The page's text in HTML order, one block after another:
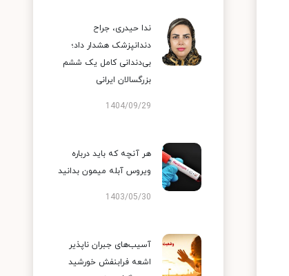
ندا حیدری، جراح
دندانپزشک هشدار داد؛
بی‌دندانی کامل یک ششم
بزرگسالان ایرانی
1404/09/29
هر آنچه که باید درباره
ویروس آبله میمون بدانید
1403/05/30
آسیب‌های جبران ناپذیر
اشعه فرابنفش خورشید